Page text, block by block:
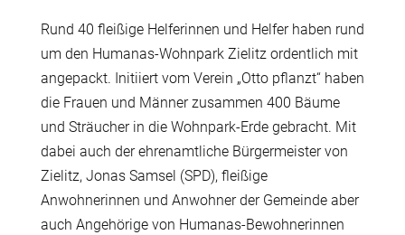
Rund 40 fleißige Helferinnen und Helfer haben rund
um den Humanas-Wohnpark Zielitz ordentlich mit
angepackt. Initiiert vom Verein „Otto pflanzt“ haben
die Frauen und Männer zusammen 400 Bäume
und Sträucher in die Wohnpark-Erde gebracht. Mit
dabei auch der ehrenamtliche Bürgermeister von
Zielitz, Jonas Samsel (SPD), fleißige
Anwohnerinnen und Anwohner der Gemeinde aber
auch Angehörige von Humanas-Bewohnerinnen